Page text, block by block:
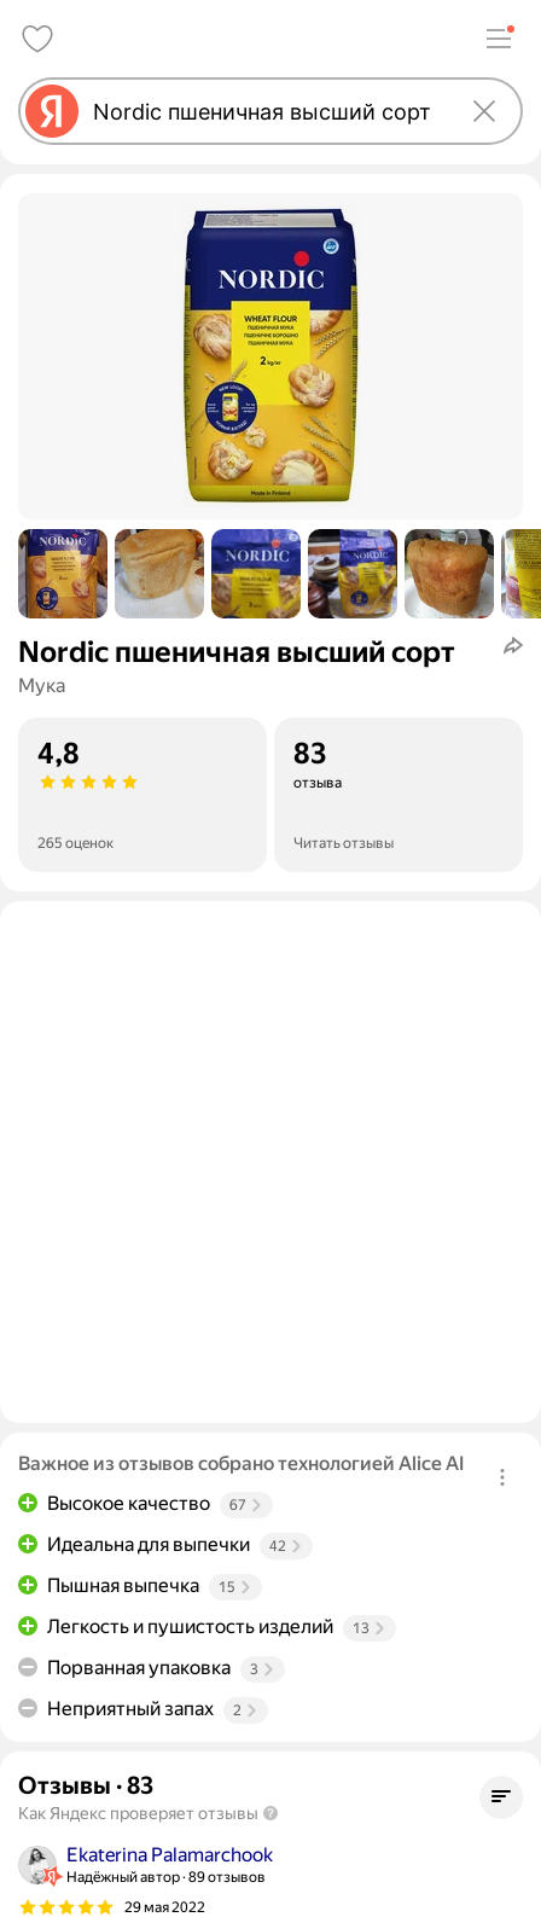
Nordic пшеничная высший сорт
Мука
4,8
265 оценок
83
отзыва
Читать отзывы
Важное из отзывов собрано технологией Alice AI
Высокое качество
67
Идеальна для выпечки 42
Пышная выпечка 15
Легкость и пушистость изделий 13
Порванная упаковка 3
Неприятный запах 2
Отзывы ·83
Как Яндекс проверяет отзывы
Ekaterina Palamarchook
Надёжный автор 89 отзывов
29 мая 2022